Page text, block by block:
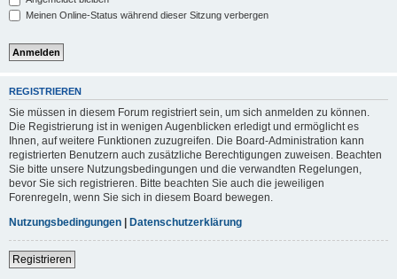
Meinen Online-Status während dieser Sitzung verbergen
REGISTRIEREN
Sie müssen in diesem Forum registriert sein, um sich anmelden zu können.
Die Registrierung ist in wenigen Augenblicken erledigt und ermöglicht es
Ihnen, auf weitere Funktionen zuzugreifen. Die Board-Administration kann
registrierten Benutzern auch zusätzliche Berechtigungen zuweisen. Beachten
Sie bitte unsere Nutzungsbedingungen und die verwandten Regelungen,
bevor Sie sich registrieren. Bitte beachten Sie auch die jeweiligen
Forenregeln, wenn Sie sich in diesem Board bewegen.
Nutzungsbedingungen | Datenschutzerklärung
Registrieren